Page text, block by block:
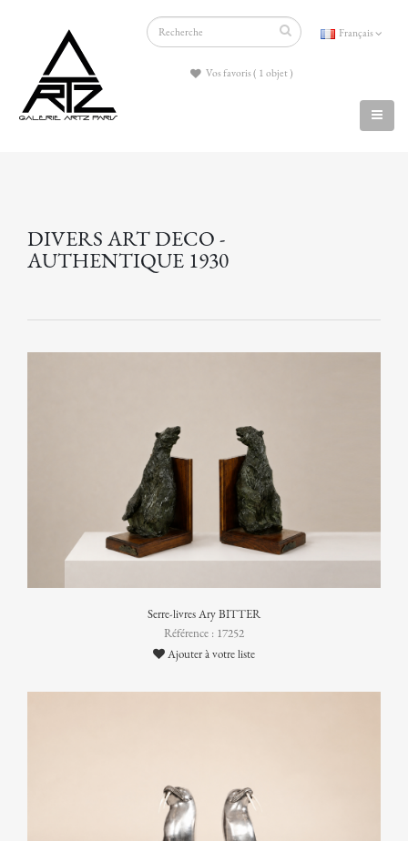
Français
Vos favoris ( 1 objet )
DIVERS ART DECO -
AUTHENTIQUE 1930
Serre-livres Ary BITTER
Référence : 17252
Ajouter à votre liste